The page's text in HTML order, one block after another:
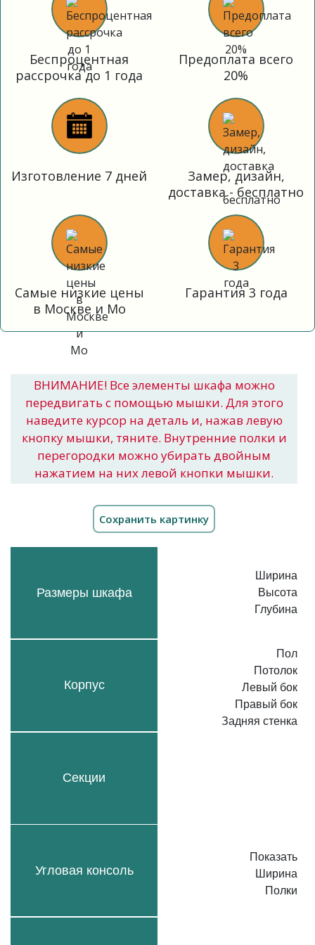
Беспроцентная
рассрочка до 1 года
Предоплата всего
20%
Изготовление 7 дней
Замер, дизайн,
доставка - бесплатно
Самые низкие цены
в Москве и Мо
Гарантия 3 года
ВНИМАНИЕ! Все элементы шкафа можно
передвигать с помощью мышки. Для этого
наведите курсор на деталь и, нажав левую
кнопку мышки, тяните. Внутренние полки и
перегородки можно убирать двойным
нажатием на них левой кнопки мышки.
Размеры шкафа
Корпус
Секции
Угловая консоль
Ширина
Высота
Глубина
Пол
Потолок
Левый бок
Правый бок
Задняя стенка
Показать
Ширина
Полки